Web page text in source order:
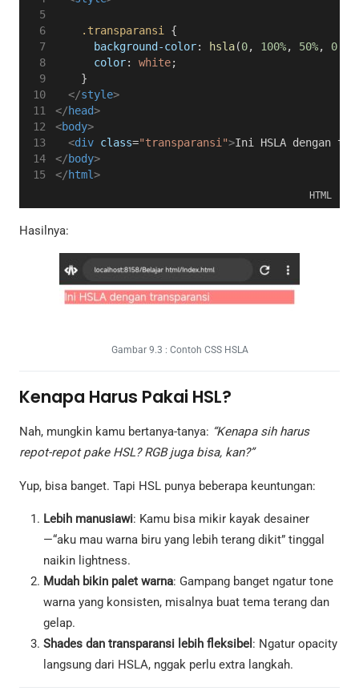
.transparansi
{
background-color: hsla(0, 100%, 50%, 0.5
color: white;
    }
</style>
</head>
<body>
<div class="transparansi">Ini HSLA dengan
</body>
</html>
HTML
Hasilnya:
Gambar 9.3 : Contoh CSS HSLA
Kenapa Harus Pakai HSL?
Nah, mungkin kamu bertanya-tanya: “Kenapa sih harus
repot-repot pake HSL? RGB juga bisa, kan?”
Yup, bisa banget. Tapi HSL punya beberapa keuntungan:
Lebih manusiawi: Kamu bisa mikir kayak desainer
—“aku mau warna biru yang lebih terang dikit” tinggal
naikin lightness.
Mudah bikin palet warna: Gampang banget ngatur tone
warna yang konsisten, misalnya buat tema terang dan
gelap.
Shades dan transparansi lebih fleksibel : Ngatur opacity
langsung dari HSLA, nggak perlu extra langkah.